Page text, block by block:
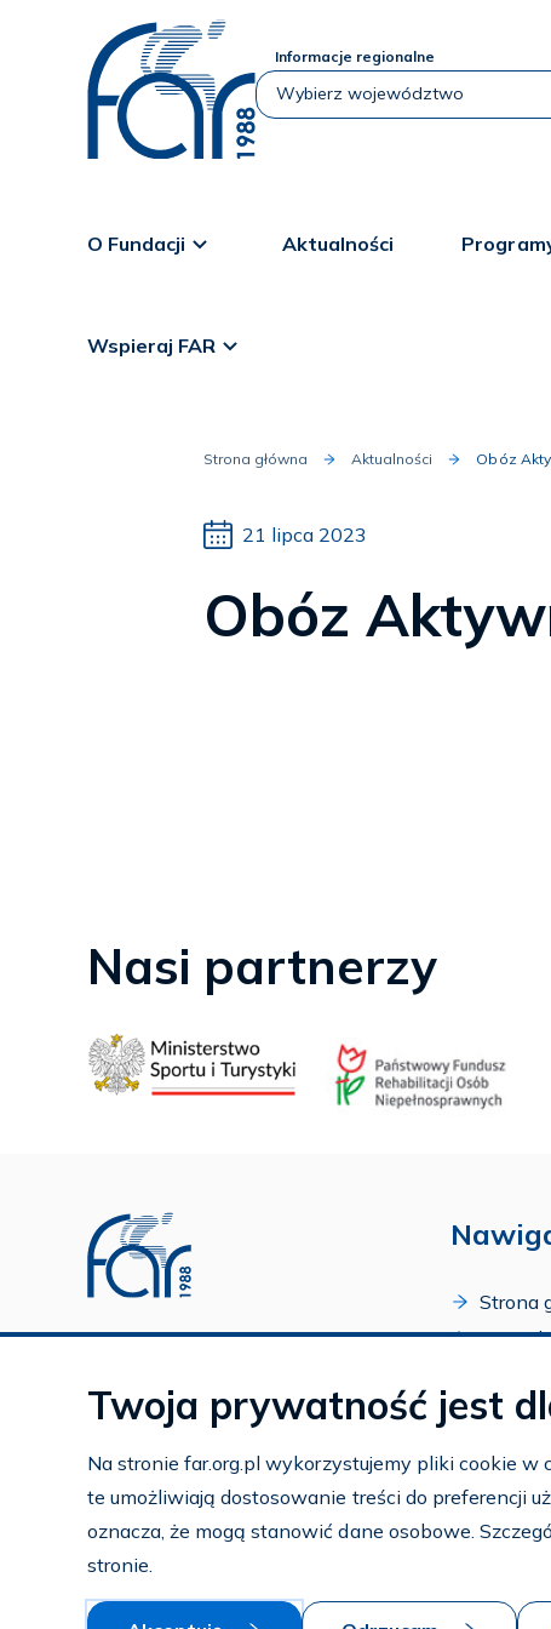
Informacje regionalne
O Fundacji Aktualności
Wspieraj FAR
Strona główna Aktualności Obóz
21 lipca 2023
Obóz
Nasi partnerzy
Profil FAR w serwisie Youtube
Profil FAR w serwisie Instagram
Strona
O
Kontakt
Twoja prywatność jest
Na stronie far.org.pl wykorzystujemy pliki cookie w
te umożliwiają dostosowanie treści do preferencji
oznacza, że mogą stanowić dane osobowe.
stronie.